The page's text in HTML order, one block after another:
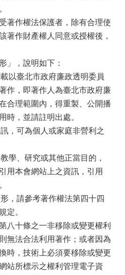
著作權法保護者，除有合理使
著作財產權人同意或授權後，
」，說明如下：
以臺北市政府廉政透明委員
作，即著作人為臺北市政府廉
合理範圍內，得重製、公開播
時，並請註明出處。
，可為個人或家庭非營利之
學、研究或其他正當目的，
用本會網站上之資訊，引用
，請參考著作權法第四十四
定。
八十條之一非移除或變更權利
無法合法利用著作；或者因為
時，技術上必須要移除或變更
站所標示之權利管理電子資